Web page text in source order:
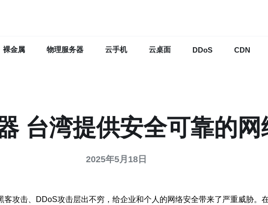
裸金属 物理服务器 云手机 云桌面 DDoS CDN
台湾提供安全可靠的网
2025年5月18日
攻击、DDoS攻击层出不穷，给企业和个人的网络安全带来了严重威胁。